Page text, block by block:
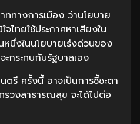
ทางการเมือง ว่านโยบาย
ทยใช้ประกาศหาเสียงใน
นึ่งในนโยบายเร่งด่วนของ
กระทบกับรัฐบาลเอง
รี ครั้งนี้ อาจเป็นการชี้ชะตา
รวงสาธารณสุข จะได้ไปต่อ